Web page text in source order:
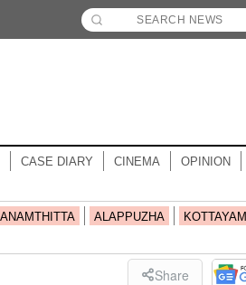
CASE DIARY CINEMA OPINION
ALAPPUZHA KOTTAYAM
Share